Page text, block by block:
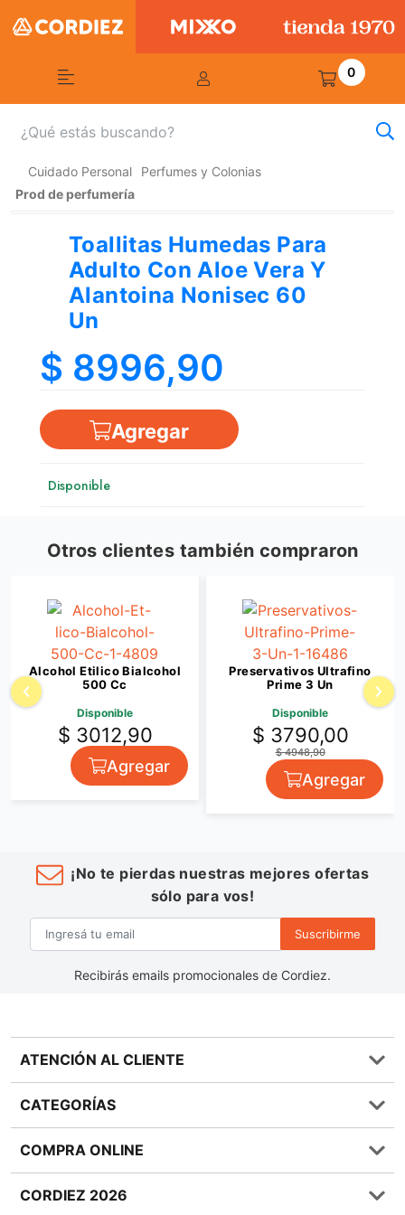
0
Cuidado Personal
Perfumes y Colonias
Prod de perfumería
Toallitas Humedas Para
Adulto Con Aloe Vera Y
Alantoina Nonisec 60
Un
$ 8996,90
Agregar
Disponible
Otros clientes también compraron
Alcohol Etilico Bialcohol
500 Cc
Disponible
$ 3012,90
Agregar
Preservativos Ultrafino
Prime 3 Un
Disponible
$ 3790,00
$ 4948,90
Agregar
¡No te pierdas nuestras mejores ofertas
sólo para vos!
Suscribirme
Recibirás emails promocionales de Cordiez.
ATENCIÓN AL CLIENTE
Preguntas frecuentes
0810 555 1970
Términos y condiciones
Política de Devoluciones
CATEGORÍAS
Bebidas
Lácteos
COMPRA ONLINE
Métodos de entrega
CORDIEZ 2026